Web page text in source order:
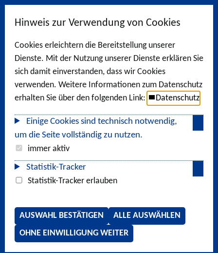
Hinweis zur Verwendung von Cookies
Cookies erleichtern die Bereitstellung unserer
Dienste. Mit der Nutzung unserer Dienste erklären Sie
sich damit einverstanden, dass wir Cookies
verwenden. Weitere Informationen zum Datenschutz
erhalten Sie über den folgenden Link:
Datenschutz
Einige Cookies sind technisch notwendig,
um die Seite vollständig zu nutzen.
immer aktiv
Statistik-Tracker
Statistik-Tracker erlauben
AUSWAHL BESTÄTIGEN
ALLE AUSWÄHLEN
OHNE EINWILLIGUNG WEITER